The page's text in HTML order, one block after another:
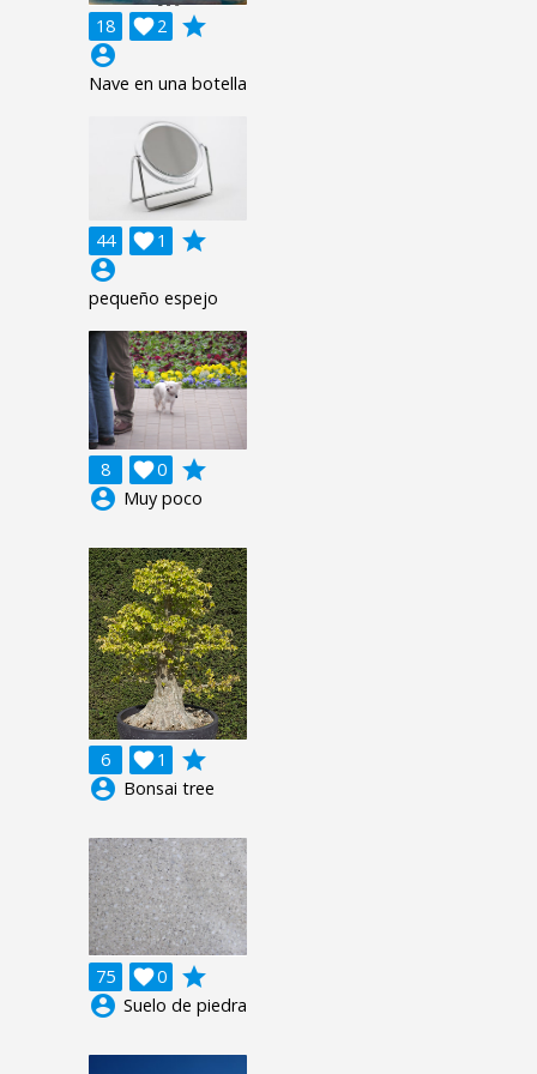
18 2

grade
account_circle
Nave en una botella
44 1

grade
account_circle
pequeño espejo
8 0

grade
account_circle Muy poco
6 1

grade
account_circle Bonsai tree
75 0

grade
account_circle Suelo de piedra